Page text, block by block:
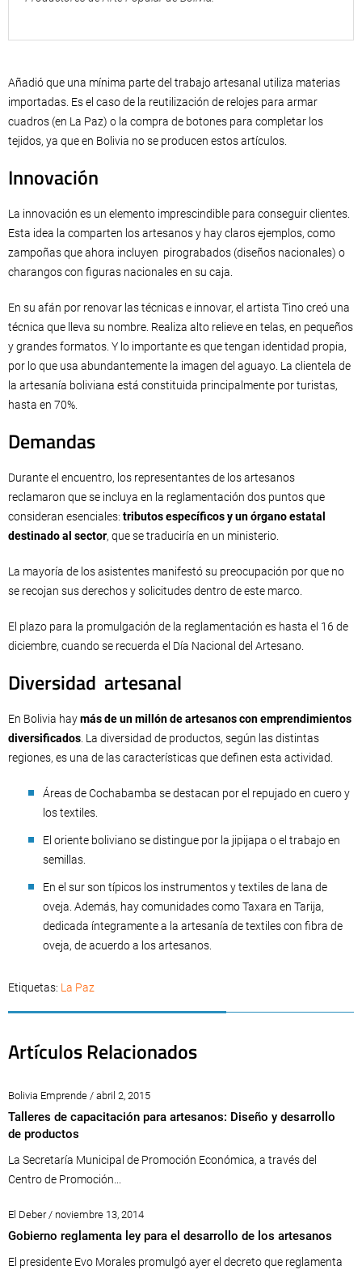
Añadió que una mínima parte del trabajo artesanal utiliza materias
importadas. Es el caso de la reutilización de relojes para armar
cuadros (en La Paz) o la compra de botones para completar los
tejidos, ya que en Bolivia no se producen estos artículos.
Innovación
La innovación es un elemento imprescindible para conseguir clientes.
Esta idea la comparten los artesanos y hay claros ejemplos, como
zampoñas que ahora incluyen pirograbados (diseños nacionales) o
charangos con figuras nacionales en su caja.
En su afán por renovar las técnicas e innovar, el artista Tino creó una
técnica que lleva su nombre. Realiza alto relieve en telas, en pequeños
y grandes formatos. Y lo importante es que tengan identidad propia,
por lo que usa abundantemente la imagen del aguayo. La clientela de
la artesanía boliviana está constituida principalmente por turistas,
hasta en 70%.
Demandas
Durante el encuentro, los representantes de los artesanos
reclamaron que se incluya en la reglamentación dos puntos que
consideran esenciales: tributos específicos y un órgano estatal
destinado al sector, que se traduciría en un ministerio.
La mayoría de los asistentes manifestó su preocupación por que no
se recojan sus derechos y solicitudes dentro de este marco.
El plazo para la promulgación de la reglamentación es hasta el 16 de
diciembre, cuando se recuerda el Día Nacional del Artesano.
Diversidad artesanal
En Bolivia haymás de un millón de artesanos con emprendimientos
diversificados . La diversidad de productos, según las distintas
regiones, es una de las características que definen esta actividad.
Áreas de Cochabamba se destacan por el repujado en cuero y
los textiles.
El oriente boliviano se distingue por la jipijapa o el trabajo en
semillas.
En el sur son típicos los instrumentos y textiles de lana de
oveja. Además, hay comunidades como Taxara en Tarija,
dedicada íntegramente a la artesanía de textiles con fibra de
oveja, de acuerdo a los artesanos.
Etiquetas: La Paz
Artículos Relacionados
Bolivia Emprende / abril 2, 2015
Talleres de capacitación para artesanos: Diseño y desarrollo
de productos
La Secretaría Municipal de Promoción Económica, a través del
Centro de Promoción...
El Deber / noviembre 13, 2014
Gobierno reglamenta ley para el desarrollo de los artesanos
El presidente Evo Morales promulgó ayer el decreto que reglamenta